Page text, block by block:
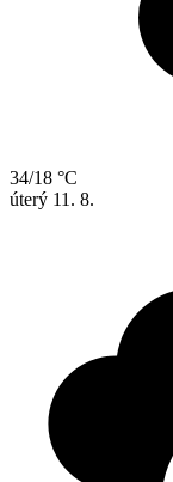
34/18 °C
úterý 11. 8.